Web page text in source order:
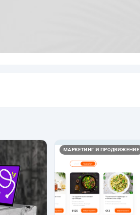
МАРКЕТИНГ И ПРОДВИЖЕНИЕ